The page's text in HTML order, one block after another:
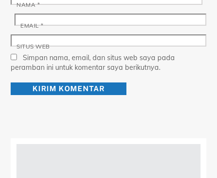
NAMA*
EMAIL*
SITUS WEB
Simpan nama, email, dan situs web saya pada
peramban ini untuk komentar saya berikutnya.